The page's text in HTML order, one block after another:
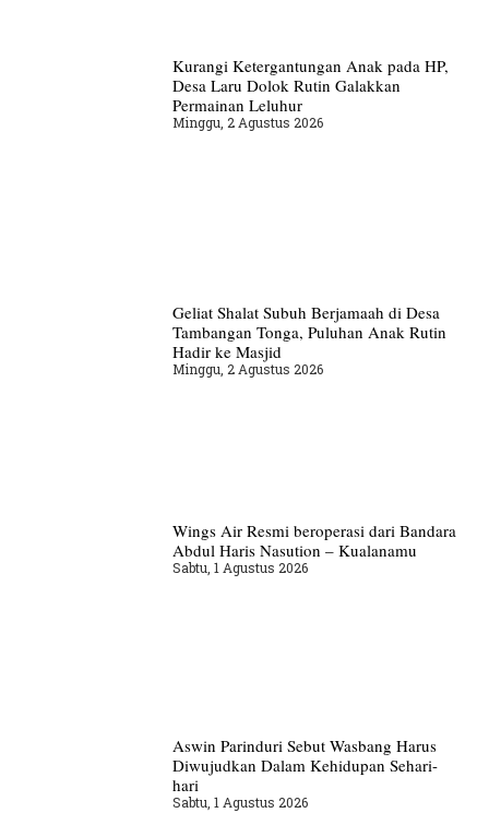
Kurangi Ketergantungan Anak pada HP,
Desa Laru Dolok Rutin Galakkan
Permainan Leluhur
Minggu, 2 Agustus 2026
Geliat Shalat Subuh Berjamaah di Desa
Tambangan Tonga, Puluhan Anak Rutin
Hadir ke Masjid
Minggu, 2 Agustus 2026
Wings Air Resmi beroperasi dari Bandara
Abdul Haris Nasution – Kualanamu
Sabtu, 1 Agustus 2026
Aswin Parinduri Sebut Wasbang Harus
Diwujudkan Dalam Kehidupan Sehari-
hari
Sabtu, 1 Agustus 2026